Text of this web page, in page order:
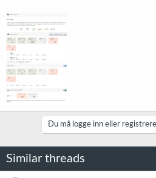
Du må logge inn eller
Similar threads